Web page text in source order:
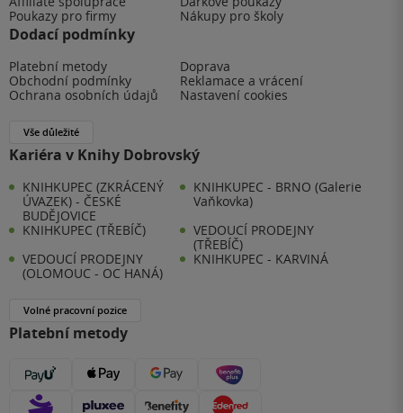
Poukazy pro firmy
Nákupy pro školy
Dodací podmínky
Platební metody
Doprava
Obchodní podmínky
Reklamace a vrácení
Ochrana osobních údajů
Nastavení cookies
Vše důležité
Kariéra v Knihy Dobrovský
KNIHKUPEC (ZKRÁCENÝ
ÚVAZEK) - ČESKÉ
BUDĚJOVICE
KNIHKUPEC - BRNO (Galerie
Vaňkovka)
KNIHKUPEC (TŘEBÍČ)
VEDOUCÍ PRODEJNY
(TŘEBÍČ)
VEDOUCÍ PRODEJNY
(OLOMOUC - OC HANÁ)
KNIHKUPEC - KARVINÁ
Volné pracovní pozice
Platební metody